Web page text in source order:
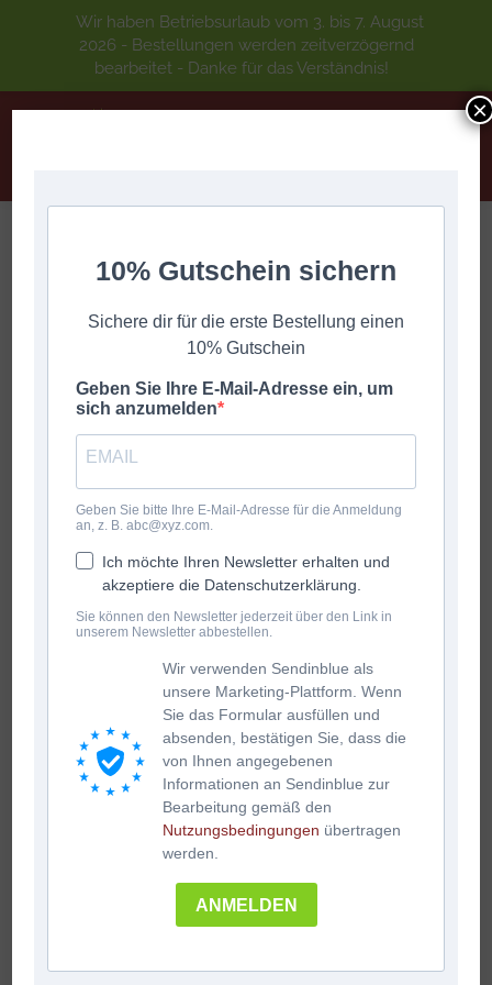
Herbert Pixner Projekt FRISCHGEPRESST I
Sie befinden sich hier:
Herbert Pixner Projekt FRISCHGEPRESST I
Wir haben Betriebsurlaub vom 3. bis 7. August
2026 - Bestellungen werden zeitverzögernd
bearbeitet - Danke für das Verständnis!
10% Gutschein sichern
Sichere dir für die erste Bestellung einen
10% Gutschein
Geben Sie Ihre E-Mail-Adresse ein, um
sich anzumelden
Geben Sie bitte Ihre E-Mail-Adresse für die Anmeldung
an, z. B. abc@xyz.com.
Ich möchte Ihren Newsletter erhalten und
akzeptiere die Datenschutzerklärung.
Sie können den Newsletter jederzeit über den Link in
unserem Newsletter abbestellen.
Wir verwenden Sendinblue als
unsere Marketing-Plattform. Wenn
Sie das Formular ausfüllen und
absenden, bestätigen Sie, dass die
von Ihnen angegebenen
Informationen an Sendinblue zur
Bearbeitung gemäß den
Nutzungsbedingungen übertragen
werden.
ANMELDEN
×